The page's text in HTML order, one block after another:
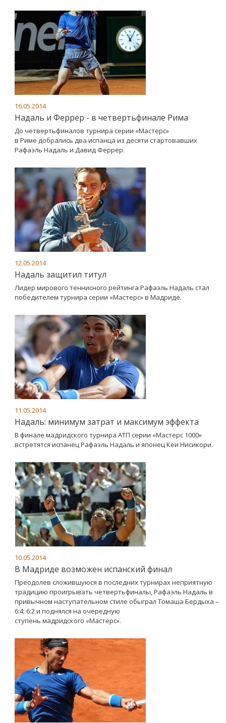
16.05.2014
Надаль и Феррер - в четвертьфинале Рима
До четвертьфиналов турнира серии «Мастерс»
в Риме добрались два испанца из десяти стартовавших
Рафаэль Надаль и Давид Феррер.
12.05.2014
Надаль защитил титул
Лидер мирового теннисного рейтинга Рафаэль Надаль стал
победителем турнира серии «Мастерс» в Мадриде.
11.05.2014
Надаль: минимум затрат и максимум эффекта
В финале мадридского турнира АТП серии «Мастерс 1000»
встретятся испанец Рафаэль Надаль и японец Кеи Нисикори.
10.05.2014
В Мадриде возможен испанский финал
Преодолев сложившуюся в последних турнирах неприятную
традицию проигрывать четвертьфиналы, Рафаэль Надаль в
привычном наступательном стиле обыграл Томаша Бердыха –
6:4; 6:2 и поднялся на очередную
ступень мадридского «Мастерс».